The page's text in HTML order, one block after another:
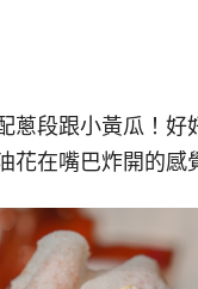
蔥段跟小黃瓜！好
花在嘴巴炸開的感